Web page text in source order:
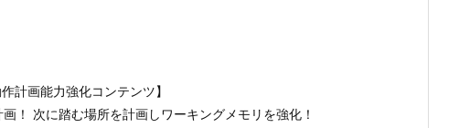
計画能力強化コンテンツ】
！ 次に踏む場所を計画しワーキングメモリを強化！